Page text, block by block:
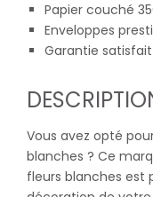
Papier couché
Enveloppes
Garantie
Vous avez opté
blanches ? Ce
fleurs blanches